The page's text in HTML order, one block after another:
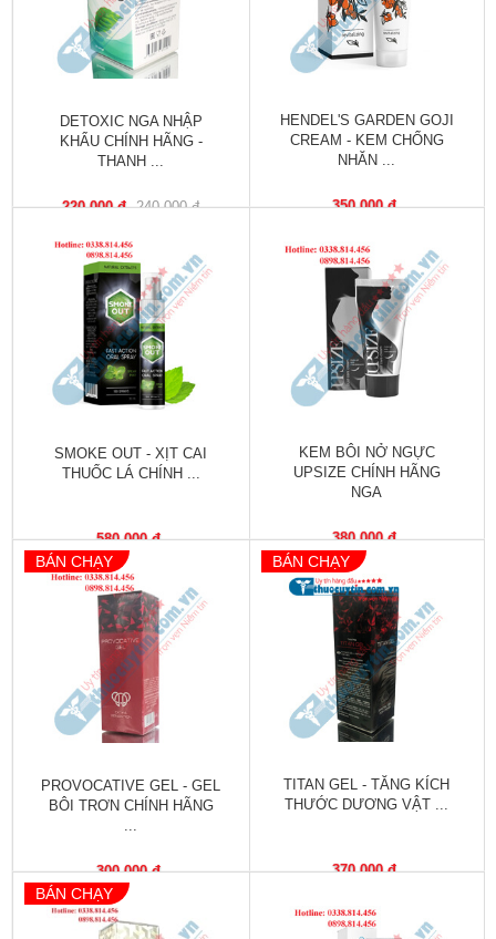
trợ
sinh
sản
Làm
đẹp,
Oxy
Ăn
ngon,
ngủ
ngon
Chăm
khỏe
Khoáng
chất
Thuốc
giảm
cân
Thuốc
tăng
cân
Não,
Thần
Tim
mạch
DETOXIC NGA NHẬP
KHẨU CHÍNH HÃNG -
THANH ...
220,000 đ 240,000 đ
HENDEL'S GARDEN GOJI
CREAM - KEM CHỐNG
NHĂN ...
350,000 đ
SMOKE OUT - XỊT CAI
THUỐC LÁ CHÍNH ...
580,000 đ
KEM BÔI NỞ NGỰC
UPSIZE CHÍNH HÃNG
NGA
380,000 đ
BÁN CHẠY
PROVOCATIVE GEL - GEL
BÔI TRƠN CHÍNH HÃNG
300,000 đ
BÁN CHẠY
TITAN GEL - TĂNG KÍCH
THƯỚC DƯƠNG VẬT ...
370,000 đ
BÁN CHẠY